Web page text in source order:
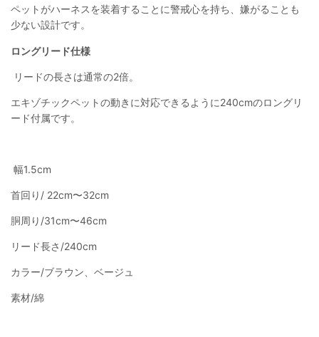
ペットがハーネスを装着することに警戒心を持ち、嫌がることも
少ない設計です。
ロングリード仕様
リードの長さは通常の2倍。
エキゾチックペットの動きに対応できるように240cmのロングリ
ード付属です。
幅1.5cm
首回り/ 22cm〜32cm
胴周り/31cm〜46cm
リード長さ/240cm
カラー/ブラウン、ベージュ
素材/綿